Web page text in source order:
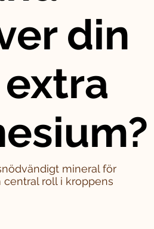
din
mineral för
roll i kroppens